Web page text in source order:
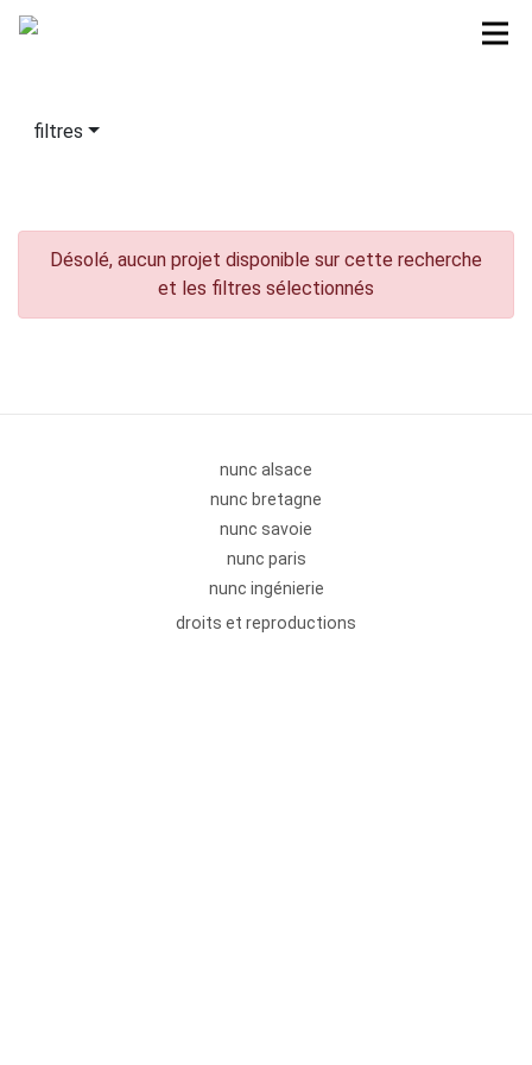
filtres
Désolé, aucun projet disponible sur cette recherche
et les filtres sélectionnés
nunc alsace
nunc bretagne
nunc savoie
nunc paris
nunc ingénierie
droits et reproductions